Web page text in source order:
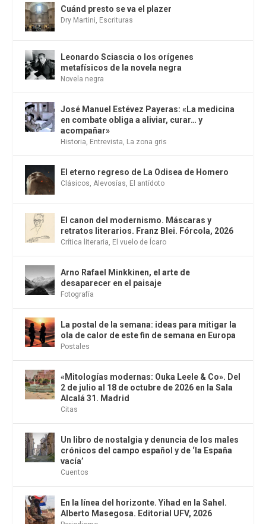
Cuánd presto se va el plazer
Dry Martini, Escrituras
Leonardo Sciascia o los orígenes
metafísicos de la novela negra
Novela negra
José Manuel Estévez Payeras: «La medicina
en combate obliga a aliviar, curar… y
acompañar»
Historia, Entrevista, La zona gris
El eterno regreso de La Odisea de Homero
Clásicos,Alevosías, El antídoto
El canon del modernismo. Máscaras y
retratos literarios. Franz Blei. Fórcola, 2026
Crítica literaria, El vuelo de Ícaro
Arno Rafael Minkkinen, el arte de
desaparecer en el paisaje
Fotografía
La postal de la semana: ideas para mitigar la
ola de calor de este fin de semana en Europa
Postales
«Mitologías modernas: Ouka Leele & Co». Del
2 de julio al 18 de octubre de 2026 en la Sala
Alcalá 31. Madrid
Citas
Un libro de nostalgia y denuncia de los males
crónicos del campo español y de ‘la España
vacía’
Cuentos
En la línea del horizonte. Yihad en la Sahel.
Alberto Masegosa. Editorial UFV, 2026